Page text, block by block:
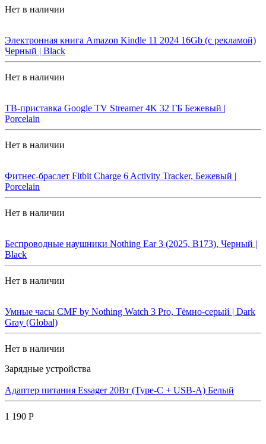
Нет в наличии
Электронная книга Amazon Kindle 11 2024 16Gb (с рекламой)
Черный | Black
Нет в наличии
ТВ-приставка Google TV Streamer 4K 32 ГБ Бежевый |
Porcelain
Нет в наличии
Фитнес-браслет Fitbit Charge 6 Activity Tracker, Бежевый |
Porcelain
Нет в наличии
Беспроводные наушники Nothing Ear 3 (2025, B173), Черный |
Black
Нет в наличии
Умные часы CMF by Nothing Watch 3 Pro, Тёмно-серый | Dark
Gray (Global)
Нет в наличии
Зарядные устройства
Адаптер питания Essager 20Вт (Type-C + USB-A) Белый
1 190 Р